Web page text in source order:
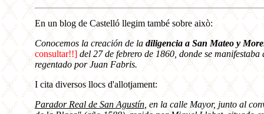
En un blog de Castelló llegim també sobre això:
Conocemos la creación de ladiligencia a San Mateo y
consultar!!] del 27 de febrero de 1860, donde se
regentado por Juan Fabris.
I cita diversos llocs d'allotjament:
Parador Real de San Agustín, en la calle Mayor, junto al